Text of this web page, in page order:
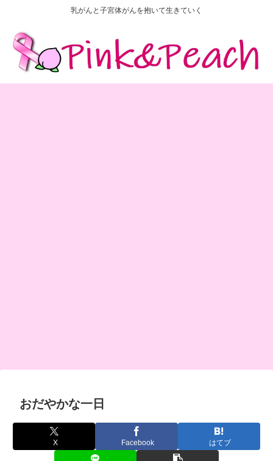
乳がんと子宮体がんを抱いて生きていく
おだやかな一日
X Facebook はてブ